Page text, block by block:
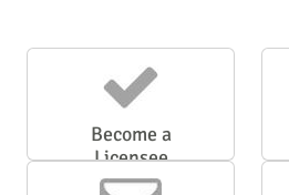
Become a
Licensee